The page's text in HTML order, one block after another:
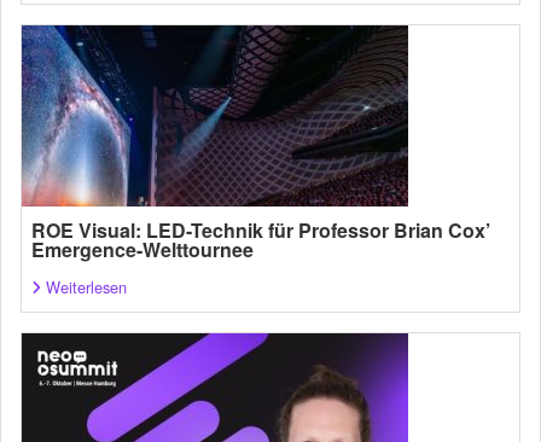
ROE Visual: LED-Technik für Professor Brian Cox’
Emergence-Welttournee
Weiterlesen